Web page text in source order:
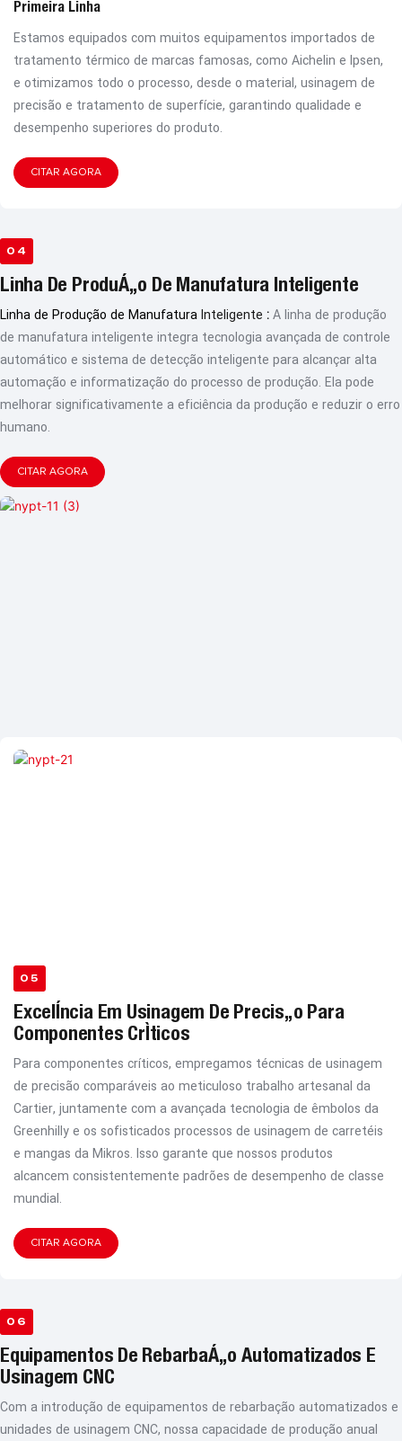
Primeira Linha
Estamos equipados com muitos equipamentos importados de
tratamento térmico de marcas famosas, como Aichelin e Ipsen,
e otimizamos todo o processo, desde o material, usinagem de
precisão e tratamento de superfície, garantindo qualidade e
desempenho superiores do produto.
CITAR AGORA
04
Linha De Produção De Manufatura Inteligente
Linha de Produção de ManufaturaInteligente :A linha de produção
de manufatura inteligente integra tecnologia avançada de controle
automático e sistema de detecção inteligente para alcançar alta
automação e informatização do processo de produção. Ela pode
melhorar significativamente a eficiência da produção e reduzir o erro
humano.
CITAR AGORA
05
Excelência Em Usinagem De Precisão Para
Componentes Críticos
Para componentes críticos, empregamos técnicas de usinagem
de precisão comparáveis ​​ao meticuloso trabalho artesanal da
Cartier, juntamente com a avançada tecnologia de êmbolos da
Greenhilly e os sofisticados processos de usinagem de carretéis
e mangas da Mikros. Isso garante que nossos produtos
alcancem consistentemente padrões de desempenho de classe
mundial.
CITAR AGORA
06
Equipamentos De Rebarbação Automatizados E
Usinagem CNC
Com a introdução de equipamentos de rebarbação automatizados e
unidades de usinagem CNC, nossa capacidade de produção anual